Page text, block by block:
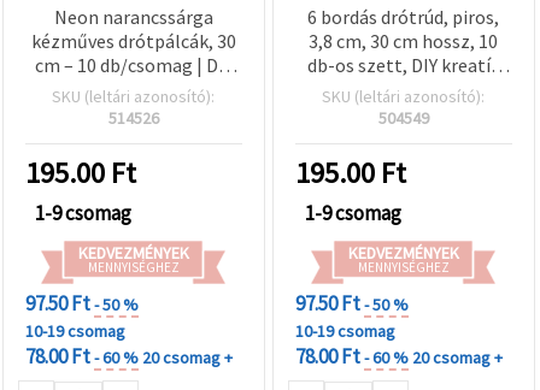
Neon narancssárga
kézműves drótpálcák, 30
cm – 10 db/csomag | DIY
hobbi és dekoráció
SKU (leltári azonosító):
514526
195.00 Ft
1-9 csomag
KEDVEZMÉNYEK
MENNYISÉGHEZ
97.50 Ft- 50 %
10-19 csomag
78.00 Ft- 60 % 20 csomag +
6 bordás drótrúd, piros,
3,8 cm, 30 cm hossz, 10
db-os szett, DIY kreatív
hobbi kézműves
dekorációs alapanyag
SKU (leltári azonosító):
504549
195.00 Ft
1-9 csomag
KEDVEZMÉNYEK
MENNYISÉGHEZ
97.50 Ft- 50 %
10-19 csomag
78.00 Ft- 60 % 20 csomag +